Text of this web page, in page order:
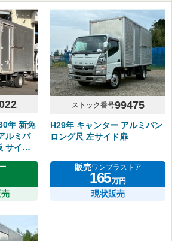
年 新免
ルミバ
サイド
ュアル
ストック番号99475
H29年 キャンター アルミバン
ロング尺 左サイド扉
販売ワンプラストア
165万円
現状販売